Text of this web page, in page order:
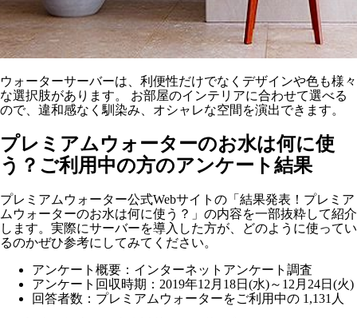
ウォーターサーバーは、利便性だけでなくデザインや色も様々
な選択肢があります。 お部屋のインテリアに合わせて選べる
ので、違和感なく馴染み、オシャレな空間を演出できます。
プレミアムウォーターのお水は何に使
う？ご利用中の方のアンケート結果
プレミアムウォーター公式Webサイトの「結果発表！プレミア
ムウォーターのお水は何に使う？」の内容を一部抜粋して紹介
します。実際にサーバーを導入した方が、どのように使ってい
るのかぜひ参考にしてみてください。
アンケート概要：インターネットアンケート調査
アンケート回収時期：2019年12月18日(水)～12月24日(火)
回答者数：プレミアムウォーターをご利用中の 1,131人